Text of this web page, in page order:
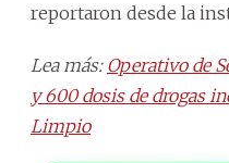
reportaron desde la
Lea más: Operativo de
y 600 dosis de drogas
Limpio